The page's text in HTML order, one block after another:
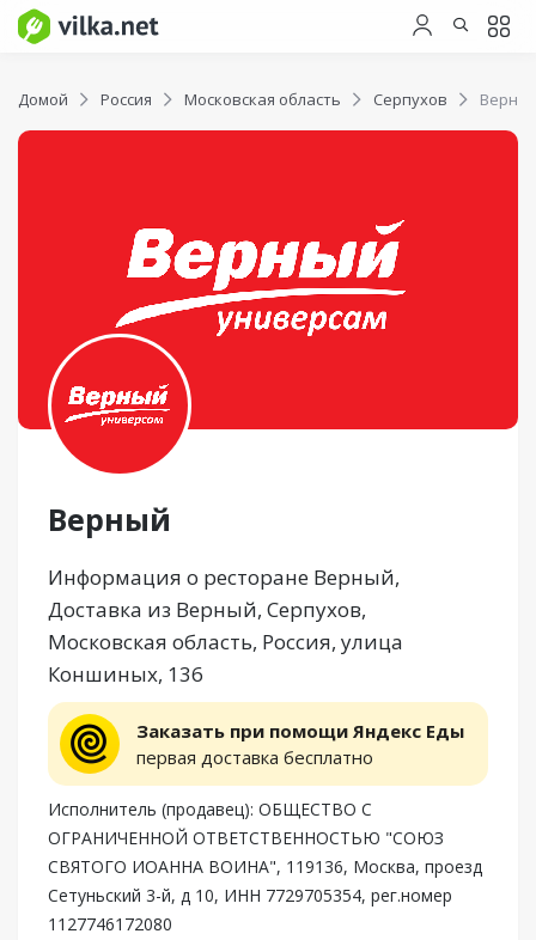
Домой Россия Московская область Серпухов
Верный
Информация о ресторане Верный,
Доставка из Верный, Серпухов,
Московская область, Россия, улица
Коншиных, 136
Заказать при помощи Яндекс Еды
первая доставка бесплатно
Исполнитель (продавец): ОБЩЕСТВО С
ОГРАНИЧЕННОЙ ОТВЕТСТВЕННОСТЬЮ "СОЮЗ
СВЯТОГО ИОАННА ВОИНА", 119136, Москва, проезд
Сетуньский 3-й, д 10, ИНН 7729705354, рег.номер
1127746172080